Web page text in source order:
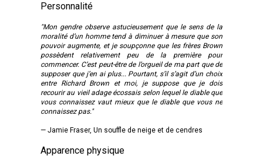
Personnalité
"Mon gendre observe astucieusement que le sens de la
moralité d’un homme tend à diminuer à mesure que son
pouvoir augmente, et je soupçonne que les frères Brown
possèdent relativement peu de la première pour
commencer. C’est peut-être de l’orgueil de ma part que de
supposer que j’en ai plus... Pourtant, s’il s’agit d’un choix
entre Richard Brown et moi, je suppose que je dois
recourir au vieil adage écossais selon lequel le diable que
vous connaissez vaut mieux que le diable que vous ne
connaissez pas."
— Jamie Fraser, Un souffle de neige et de cendres
Apparence physique